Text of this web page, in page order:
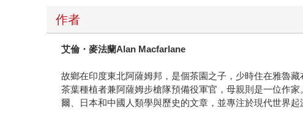
作者
艾倫・麥法蘭Alan Macfarlane
故鄉在印度東北阿薩姆邦，是個茶園之子，少時住在雅魯
茶葉種植者兼阿薩姆步槍隊預備役軍官，母親則是一位作
爾、日本和中國人類學與歷史的文章，並專注於現代世界起